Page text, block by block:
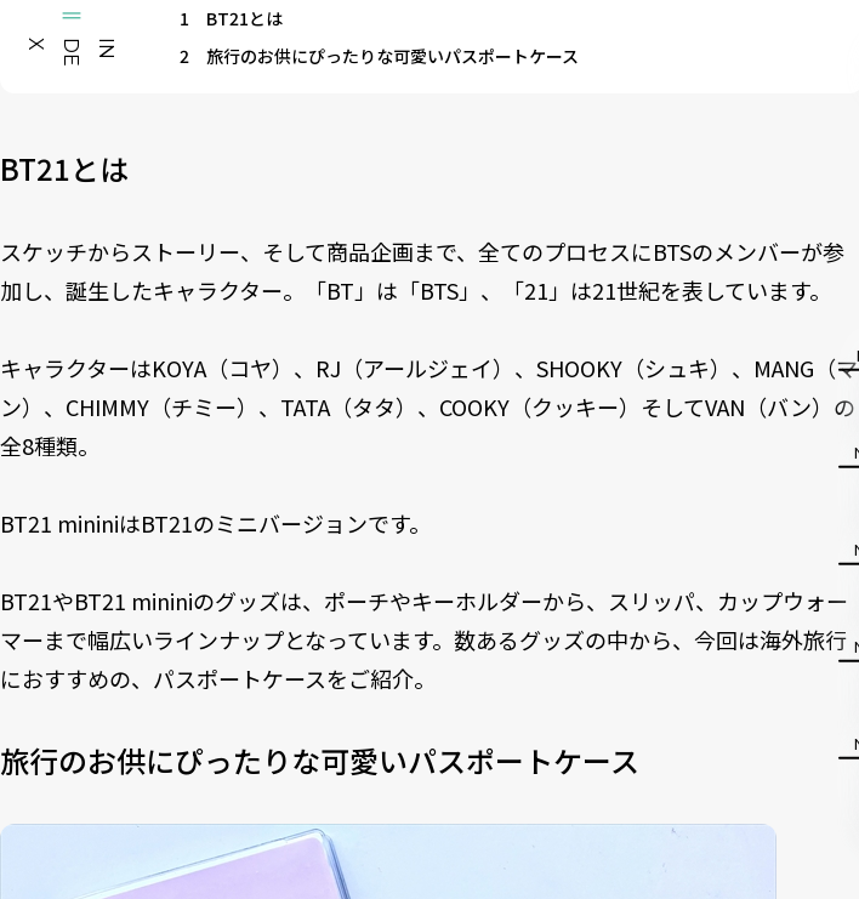
I
N
D
E
X
1
BT21とは
2
旅行のお供にぴったりな可愛いパスポートケース
BT21とは
スケッチからストーリー、そして商品企画まで、全てのプロセスにBTSのメンバーが参
加し、誕生したキャラクター。「BT」は「BTS」、「21」は21世紀を表しています。
キャラクターはKOYA（コヤ）、RJ（アールジェイ）、SHOOKY（シュキ）、MANG（マ
ン）、CHIMMY（チミー）、TATA（タタ）、COOKY（クッキー）そしてVAN（バン）の
全8種類。
BT21 mininiはBT21のミニバージョンです。
BT21やBT21 mininiのグッズは、ポーチやキーホルダーから、スリッパ、カップウォー
マーまで幅広いラインナップとなっています。数あるグッズの中から、今回は海外旅行
におすすめの、パスポートケースをご紹介。
旅行のお供にぴったりな可愛いパスポートケース